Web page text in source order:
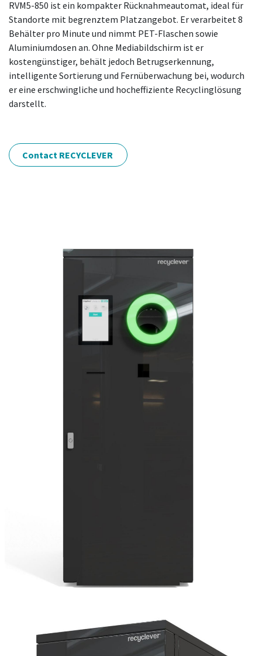
RVM5-850 ist ein kompakter Rücknahmeautomat, ideal für
Standorte mit begrenztem Platzangebot. Er verarbeitet 8
Behälter pro Minute und nimmt PET-Flaschen sowie
Aluminiumdosen an. Ohne Mediabildschirm ist er
kostengünstiger, behält jedoch Betrugserkennung,
intelligente Sortierung und Fernüberwachung bei, wodurch
er eine erschwingliche und hocheffiziente Recyclinglösung
darstellt.
Contact RECYCLEVER